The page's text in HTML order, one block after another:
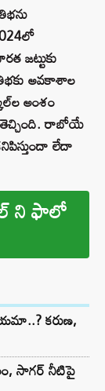
జట్టుకు
అవకాశాల
అంశం
తెచ్చింది. రాబోయే
లేదా
ని ఫాలో
కరుణ,
సాగర్ నీటిపై